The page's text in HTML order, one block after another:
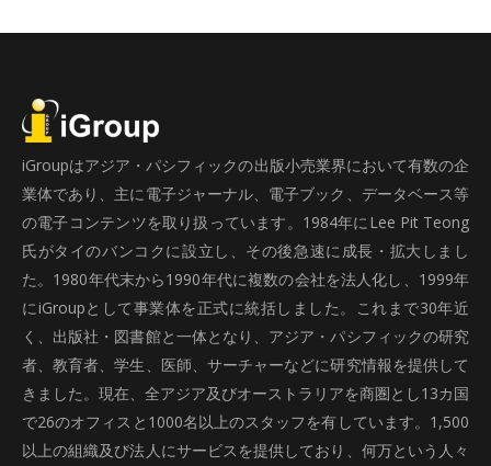
iGroupはアジア・パシフィックの出版小売業界において有数の企
業体であり、主に電子ジャーナル、電子ブック、データベース等
の電子コンテンツを取り扱っています。1984年にLee Pit Teong
氏がタイのバンコクに設立し、その後急速に成長・拡大しまし
た。1980年代末から1990年代に複数の会社を法人化し、1999年
にiGroupとして事業体を正式に統括しました。これまで30年近
く、出版社・図書館と一体となり、アジア・パシフィックの研究
者、教育者、学生、医師、サーチャーなどに研究情報を提供して
きました。現在、全アジア及びオーストラリアを商圏とし13カ国
で26のオフィスと1000名以上のスタッフを有しています。1,500
以上の組織及び法人にサービスを提供しており、何万という人々